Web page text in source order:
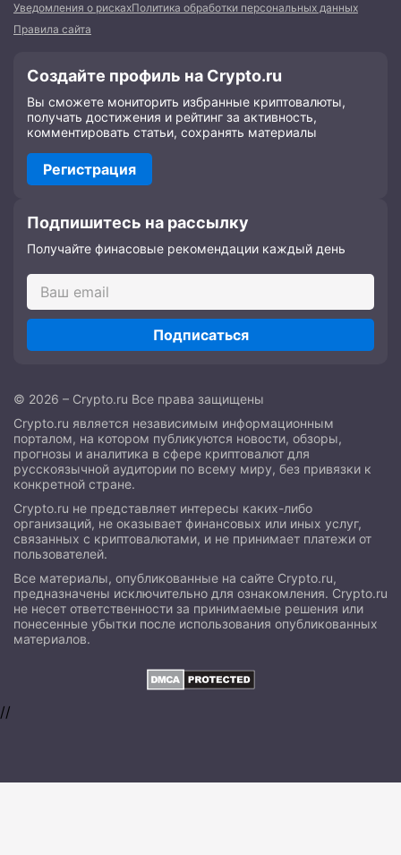
Уведомления о рискахПолитика обработки персональных данных
Правила сайта
Создайте профиль на Crypto.ru
Вы сможете мониторить избранные криптовалюты,
получать достижения и рейтинг за активность,
комментировать статьи, сохранять материалы
Регистрация
Подпишитесь на рассылку
Получайте финасовые рекомендации каждый день
Подписаться
© 2026 – Crypto.ru Все права защищены
Crypto.ru является независимым информационным
порталом, на котором публикуются новости, обзоры,
прогнозы и аналитика в сфере криптовалют для
русскоязычной аудитории по всему миру, без привязки к
конкретной стране.
Crypto.ru не представляет интересы каких-либо
организаций, не оказывает финансовых или иных услуг,
связанных с криптовалютами, и не принимает платежи от
пользователей.
Все материалы, опубликованные на сайте Crypto.ru,
предназначены исключительно для ознакомления. Crypto.ru
не несет ответственности за принимаемые решения или
понесенные убытки после использования опубликованных
материалов.
//